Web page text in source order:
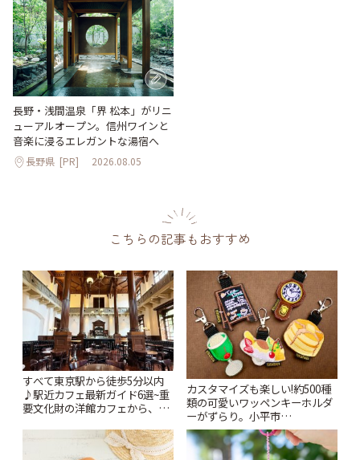
長野・浅間温泉「界 松本」がリニ
ューアルオープン。信州ワインと
音楽に浸るエレガントな湯宿へ
長野県 [PR] 2026.08.05
こちらの記事もおすすめ
すべて東京駅から徒歩5分以内
♪駅近カフェ最新ガイド6選~重
要文化財の洋館カフェから、改
カスタマイズも楽しい!約500種
類の可愛いワッペンキーホルダ
ーがずらり。小平市
「Kimamaya T&K」 | ことりっ
ぷ